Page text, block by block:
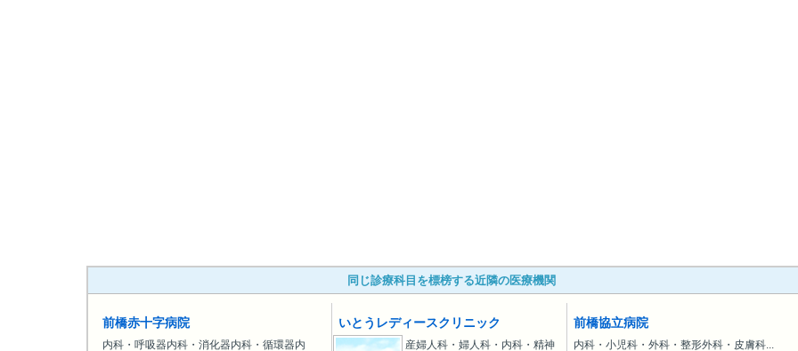
同じ診療科目を標榜する近隣の医療機関
前橋赤十字病院
内科・呼吸器内科・消化器内科・循環器内
いとうレディースクリニック
産婦人科・婦人科・内科・精神
前橋協立病院
内科・小児科・外科・整形外科・皮膚科...